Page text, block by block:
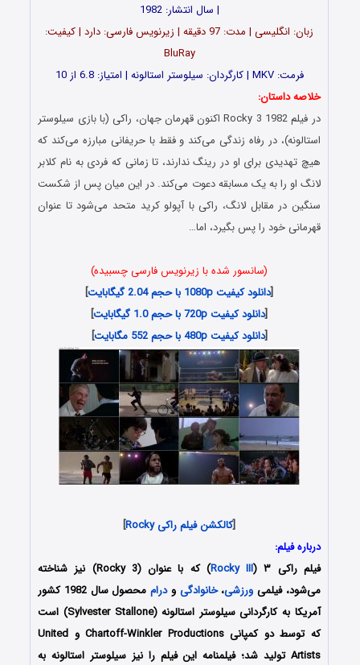
| سال انتشار: 1982
زبان: انگلیسی | مدت‌: 97 دقیقه | زیرنویس فارسی: دارد | کیفیت:
BluRay
فرمت: MKV | کارگردان: سیلوستر استالونه | امتیاز: 6.8 از 10
خلاصه داستان:
در فیلم Rocky 3 1982 اکنون قهرمان جهان، راکی (با بازی سیلوستر
استالونه)، در رفاه زندگی می‌کند و فقط با حریفانی مبارزه می‌کند که
هیچ تهدیدی برای او در رینگ ندارند، تا زمانی که فردی به نام کلابر
لانگ او را به یک مسابقه دعوت می‌کند. در این میان پس از شکست
سنگین در مقابل لانگ، راکی با آپولو کرید متحد می‌شود تا عنوان
قهرمانی خود را پس بگیرد، اما…
(سانسور شده با زیرنویس فارسی چسبیده)
[دانلود کیفیت 1080p با حجم 2.04 گیگابایت
]
[دانلود کیفیت 720p با حجم 1.0 گیگابایت
]
[دانلود کیفیت 480p با حجم 552 مگابایت ]
[کالکشن فیلم راکی Rocky
]
درباره فیلم:
فیلم راکی ۳ (
Rocky III
) که با عنوان (Rocky 3) نیز شناخته
می‌شود، فیلمی ورزشی،خانوادگی ودرام
محصول سال 1982 کشور
آمریکا به کارگردانی سیلوستر استالونه (Sylvester Stallone) است
که توسط دو کمپانی Chartoff-Winkler Productions و United
Artists تولید شد؛ فیلمنامه این فیلم را نیز سیلوستر استالونه به